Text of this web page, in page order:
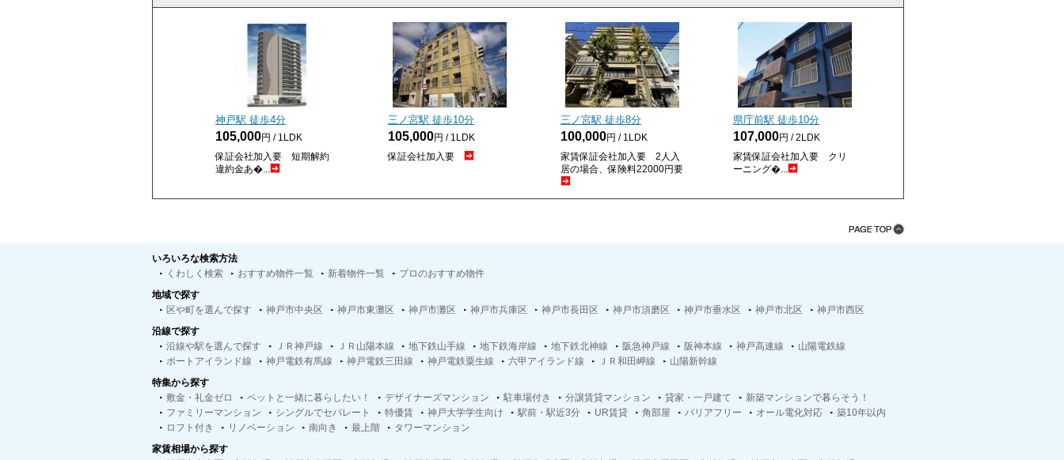
神戸駅 徒歩4分
105,000円 / 1LDK
保証会社加入要 短期解約
違約金あ�...
三ノ宮駅 徒歩10分
105,000円 / 1LDK
保証会社加入要
三ノ宮駅 徒歩8分
100,000円 / 1LDK
家賃保証会社加入要 2人入
居の場合、保険料22000円要
県庁前駅 徒歩10分
107,000円 / 2LDK
家賃保証会社加入要 クリ
ーニング�...
いろいろな検索方法
くわしく検索
おすすめ物件一覧 新着物件一覧
プロのおすすめ物件
地域で探す
区や町を選んで探す
神戸市中央区 神戸市東灘区 神戸市灘区 神戸市兵庫区 神戸市長田区 神戸市須磨区 神戸市垂水区 神戸市北区
神戸市西区
沿線で探す
沿線や駅を選んで探す
ＪＲ神戸線 ＪＲ山陽本線 地下鉄山手線 地下鉄海岸線 地下鉄北神線 阪急神戸線 阪神本線 神戸高速線
山陽電鉄線
ポートアイランド線
神戸電鉄有馬線 神戸電鉄三田線 神戸電鉄粟生線 六甲アイランド線 ＪＲ和田岬線
山陽新幹線
特集から探す
敷金・礼金ゼロ
ペットと一緒に暮らしたい！ デザイナーズマンション 駐車場付き 分譲賃貸マンション 貸家・一戸建て
新築マンションで暮らそう！
ファミリーマンション
シングルでセパレート 特優賃 神戸大学学生向け 駅前・駅近3分 UR賃貸 角部屋 バリアフリー オール電化対応
築10年以内
ロフト付き
リノベーション 南向き 最上階
タワーマンション
家賃相場から探す